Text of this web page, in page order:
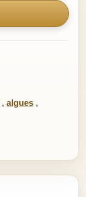
, algues ,